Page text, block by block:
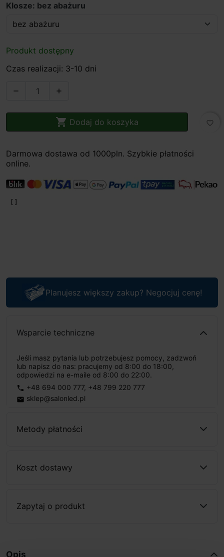
Klosze: bez abażuru
Produkt dostępny
Czas realizacji: 3-10 dni
 
 Dodaj do koszyka favorite_border
Darmowa dostawa od 1000pln. Szybkie płatności
online.
Planujesz większy zakup? Negocjuj cenę!
Wsparcie techniczne
Jeśli masz pytania lub potrzebujesz pomocy, zadzwoń
lub napisz do nas: pracujemy od 8:00 do 18:00,
odpowiedzi na e-maile od 8:00 do 22:00.
phone +48 694 000 777, +48 799 220 777
email sklep@salonled.pl
Metody płatności
Koszt dostawy
Zapytaj o produkt
Opis